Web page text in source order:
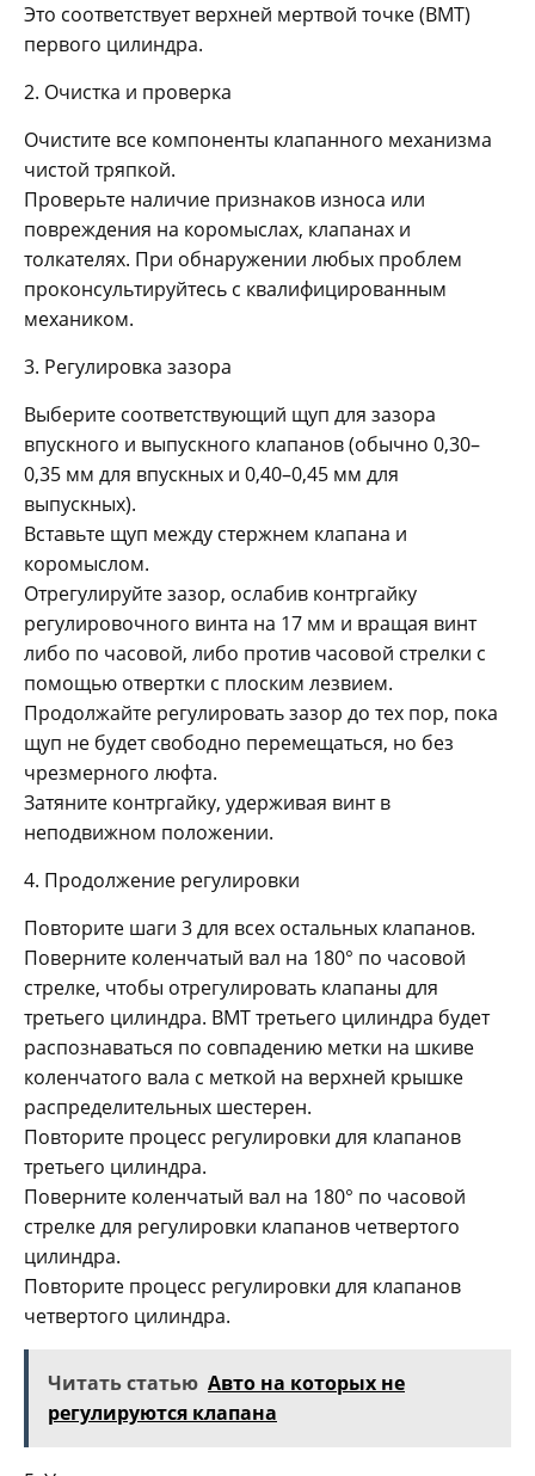
Это соответствует верхней мертвой точке (ВМТ)
первого цилиндра.
2. Очистка и проверка
Очистите все компоненты клапанного механизма
чистой тряпкой.
Проверьте наличие признаков износа или
повреждения на коромыслах, клапанах и
толкателях. При обнаружении любых проблем
проконсультируйтесь с квалифицированным
механиком.
3. Регулировка зазора
Выберите соответствующий щуп для зазора
впускного и выпускного клапанов (обычно 0,30–
0,35 мм для впускных и 0,40–0,45 мм для
выпускных).
Вставьте щуп между стержнем клапана и
коромыслом.
Отрегулируйте зазор, ослабив контргайку
регулировочного винта на 17 мм и вращая винт
либо по часовой, либо против часовой стрелки с
помощью отвертки с плоским лезвием.
Продолжайте регулировать зазор до тех пор, пока
щуп не будет свободно перемещаться, но без
чрезмерного люфта.
Затяните контргайку, удерживая винт в
неподвижном положении.
4. Продолжение регулировки
Повторите шаги 3 для всех остальных клапанов.
Поверните коленчатый вал на 180° по часовой
стрелке, чтобы отрегулировать клапаны для
третьего цилиндра. ВМТ третьего цилиндра будет
распознаваться по совпадению метки на шкиве
коленчатого вала с меткой на верхней крышке
распределительных шестерен.
Повторите процесс регулировки для клапанов
третьего цилиндра.
Поверните коленчатый вал на 180° по часовой
стрелке для регулировки клапанов четвертого
цилиндра.
Повторите процесс регулировки для клапанов
четвертого цилиндра.
Читать статью Авто на которых не
регулируются клапана